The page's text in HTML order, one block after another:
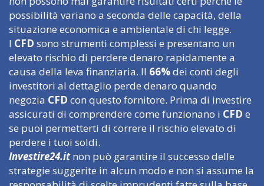
possibilità variano a seconda delle capacità, della
situazione economica e ambientale di chi legge.
I CFD sono strumenti complessi e presentano un
elevato rischio di perdere denaro rapidamente a
causa della leva finanziaria. Il 66%dei conti degli
investitori al dettaglio perde denaro quando
negozia CFD con questo fornitore. Prima di investire
assicurati di comprendere come funzionano i CFD e
se puoi permetterti di correre il rischio elevato di
perdere i tuoi soldi.
Investire24.itnon può garantire il successo delle
strategie suggerite in alcun modo e non si assume la